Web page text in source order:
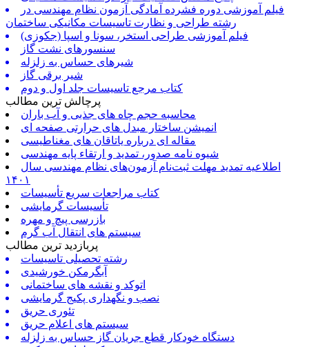
فیلم آموزشی دوره فشرده آمادگی آزمون نظام مهندسی در
رشته طراحی و نظارت تاسیسات مکانیکی ساختمان
فیلم آموزشی طراحی استخر، سونا و اسپا (جکوزی)
سنسورهای نشت گاز
شیرهای حساس به زلزله
شیر برقی گاز
کتاب مرجع تاسیسات جلد اول و دوم
پرچالش ترین مطالب
محاسبه حجم چاه های جذبی و آب باران
انمیشن ساختار مبدل های حرارتی صفحه ای
مقاله ای درباره یاتاقان های مغناطیسی
شیوه نامه صدور، تمدید و ارتقاء پایه مهندسی
اطلاعیه تمدید مهلت ثبت‌نام آزمون‌های نظام مهندسی سال
۱۴۰۱
کتاب مراجعات سریع تأسیسات
تأسیسات گرمایشی
بازرسی پیچ و مهره
سیستم های انتقال آب گرم
پربازدید ترین مطالب
رشته تحصیلی تاسیسات
آبگرمکن خورشیدی
اتوکد و نقشه های ساختمانی
نصب و نگهداری پکیج گرمایشی
تئوری حریق
سیستم های اعلام حریق
دستگاه خودکار قطع جریان گاز حساس به زلزله